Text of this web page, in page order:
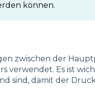
können.
zwischen der
Es ist
sind, damit der